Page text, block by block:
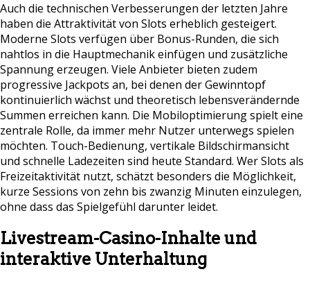
Auch die technischen Verbesserungen der letzten Jahre
haben die Attraktivität von Slots erheblich gesteigert.
Moderne Slots verfügen über Bonus-Runden, die sich
nahtlos in die Hauptmechanik einfügen und zusätzliche
Spannung erzeugen. Viele Anbieter bieten zudem
progressive Jackpots an, bei denen der Gewinntopf
kontinuierlich wächst und theoretisch lebensverändernde
Summen erreichen kann. Die Mobiloptimierung spielt eine
zentrale Rolle, da immer mehr Nutzer unterwegs spielen
möchten. Touch-Bedienung, vertikale Bildschirmansicht
und schnelle Ladezeiten sind heute Standard. Wer Slots als
Freizeitaktivität nutzt, schätzt besonders die Möglichkeit,
kurze Sessions von zehn bis zwanzig Minuten einzulegen,
ohne dass das Spielgefühl darunter leidet.
Livestream-Casino-Inhalte und
interaktive Unterhaltung